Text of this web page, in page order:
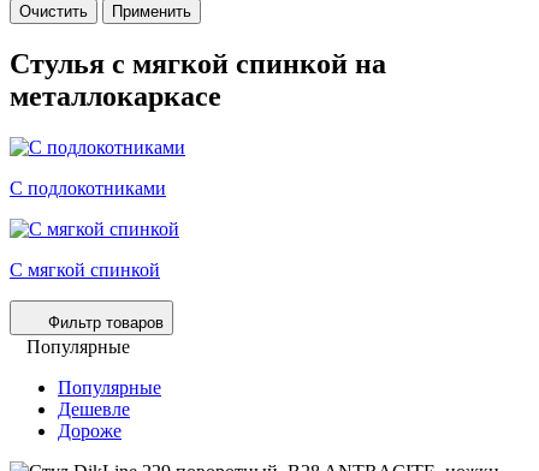
Очистить Применить
Стулья с мягкой спинкой на
металлокаркасе
С подлокотниками
С мягкой спинкой
Фильтр товаров
Популярные
Популярные
Дешевле
Дороже